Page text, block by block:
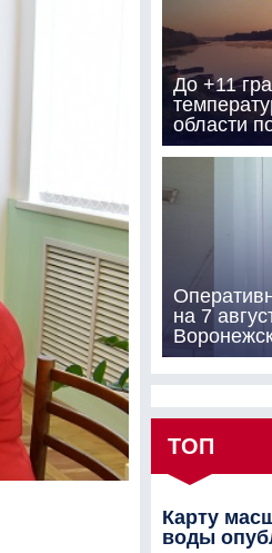
До +11
области
на 7
ТОП
Карту
воды